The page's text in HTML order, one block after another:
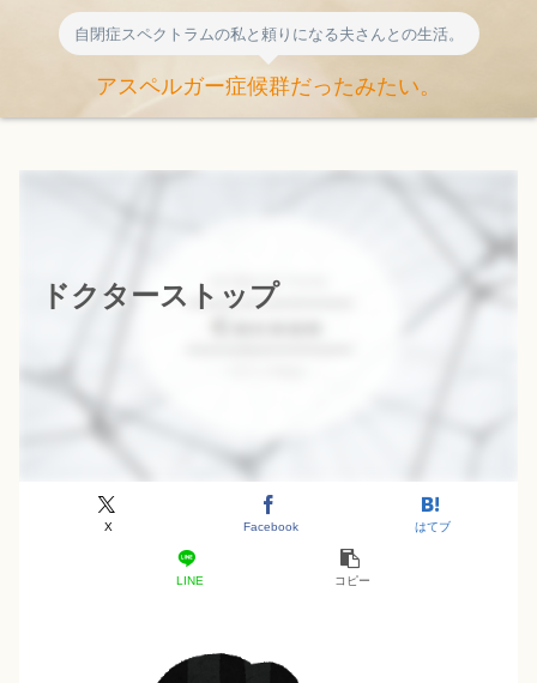
自閉症スペクトラムの私と頼りになる夫さんとの生活。
アスペルガー症候群だったみたい。
ドクターストップ
X Facebook はてブ
LINE コピー